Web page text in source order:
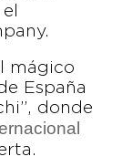
mágico
España
donde